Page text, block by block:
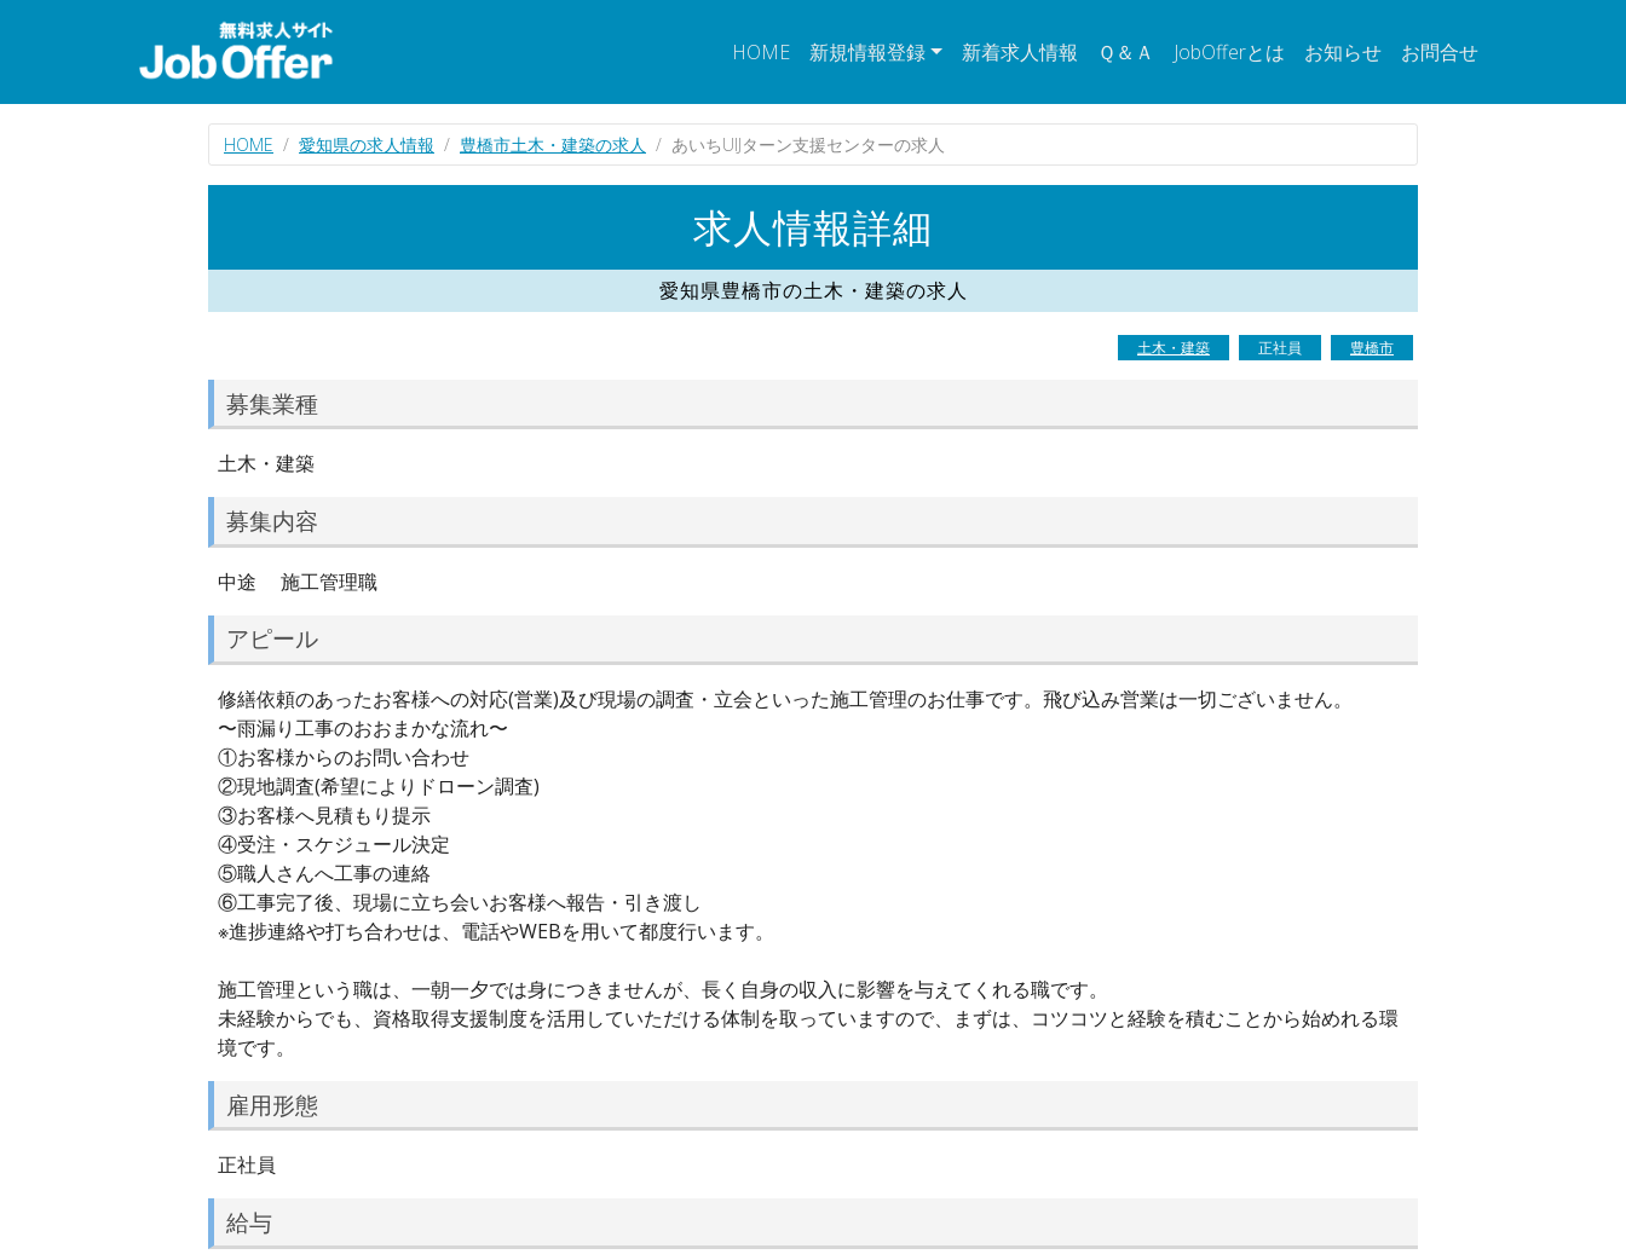
HOME 新規情報登録 新着求人情報 Ｑ＆Ａ JobOfferとは お知らせ お問合せ
HOME 愛知県の求人情報 豊橋市土木・建築の求人 あいちUIJターン支援センターの求人
求人情報詳細
愛知県豊橋市の土木・建築の求人
土木・建築 正社員 豊橋市
募集業種
土木・建築
募集内容
中途 施工管理職
アピール
修繕依頼のあったお客様への対応(営業)及び現場の調査・立会といった施工管理のお仕事です。飛び込み営業は一切ございません。
〜雨漏り工事のおおまかな流れ〜
①お客様からのお問い合わせ
②現地調査(希望によりドローン調査)
③お客様へ見積もり提示
④受注・スケジュール決定
⑤職人さんへ工事の連絡
⑥工事完了後、現場に立ち会いお客様へ報告・引き渡し
※進捗連絡や打ち合わせは、電話やWEBを用いて都度行います。
施工管理という職は、一朝一夕では身につきませんが、長く自身の収入に影響を与えてくれる職です。
未経験からでも、資格取得支援制度を活用していただける体制を取っていますので、まずは、コツコツと経験を積むことから始めれる環
境です。
雇用形態
正社員
給与